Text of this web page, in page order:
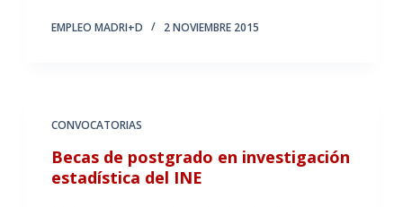
EMPLEO MADRI+D 2 NOVIEMBRE 2015
CONVOCATORIAS
Becas de postgrado en investigación
estadística del INE